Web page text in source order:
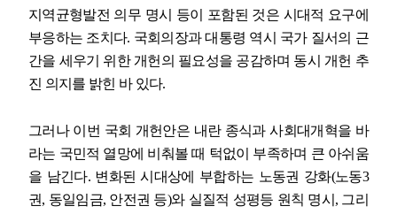
지역균형발전 의무 명시 등이 포함된 것은 시대적 요구에
부응하는 조치다. 국회의장과 대통령 역시 국가 질서의 근
간을 세우기 위한 개헌의 필요성을 공감하며 동시 개헌 추
진 의지를 밝힌 바 있다.
그러나 이번 국회 개헌안은 내란 종식과 사회대개혁을 바
라는 국민적 열망에 비춰볼 때 턱없이 부족하며 큰 아쉬움
을 남긴다. 변화된 시대상에 부합하는 노동권 강화(노동3
권, 동일임금, 안전권 등)와 실질적 성평등 원칙 명시 , 그리